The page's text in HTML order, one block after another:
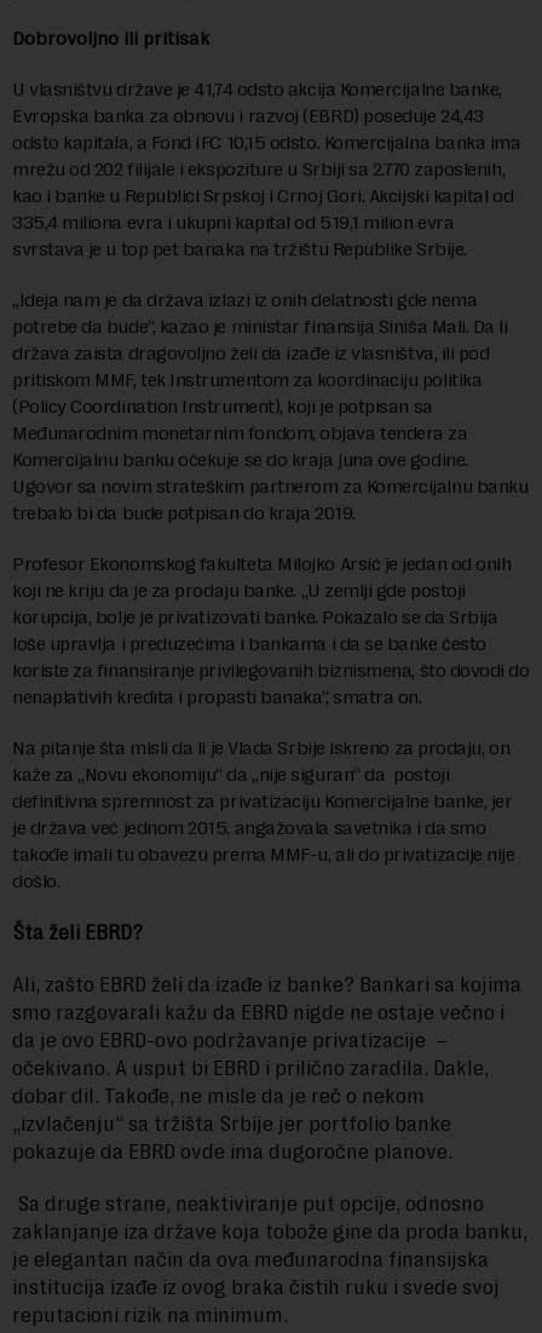
Dobrovoljno ili pritisak
U vlasništvu države je 41,74 odsto akcija Komercijalne banke,
Evropska banka za obnovu i razvoj (EBRD) poseduje 24,43
odsto kapitala, a Fond IFC 10,15 odsto. Komercijalna banka ima
mrežu od 202 filijale i ekspoziture u Srbiji sa 2.770 zaposlenih,
kao i banke u Republici Srpskoj i Crnoj Gori. Akcijski kapital od
335,4 miliona evra i ukupni kapital od 519,1 milion evra
svrstava je u top pet banaka na tržištu Republike Srbije.
„Ideja nam je da država izlazi iz onih delatnosti gde nema
potrebe da bude“, kazao je ministar finansija Siniša Mali. Da li
država zaista dragovoljno želi da izađe iz vlasništva, ili pod
pritiskom MMF, tek Instrumentom za koordinaciju politika
(Policy Coordination Instrument), koji je potpisan sa
Međunarodnim monetarnim fondom, objava tendera za
Komercijalnu banku očekuje se do kraja juna ove godine.
Ugovor sa novim strateškim partnerom za Komercijalnu banku
trebalo bi da bude potpisan do kraja 2019.
Profesor Ekonomskog fakulteta Milojko Arsić je jedan od onih
koji ne kriju da je za prodaju banke. „U zemlji gde postoji
korupcija, bolje je privatizovati banke. Pokazalo se da Srbija
loše upravlja i preduzećima i bankama i da se banke često
koriste za finansiranje privilegovanih biznismena, što dovodi do
nenaplativih kredita i propasti banaka“, smatra on.
Na pitanje šta misli da li je Vlada Srbije iskreno za prodaju, on
kaže za „Novu ekonomiju“ da „nije siguran“ da postoji
definitivna spremnost za privatizaciju Komercijalne banke, jer
je država već jednom 2015. angažovala savetnika i da smo
takođe imali tu obavezu prema MMF-u, ali do privatizacije nije
došlo.
Šta želi EBRD?
Ali, zašto EBRD želi da izađe iz banke? Bankari sa kojima
smo razgovarali kažu da EBRD nigde ne ostaje večno i
da je ovo EBRD-ovo podržavanje privatizacije –
očekivano. A usput bi EBRD i prilično zaradila. Dakle,
dobar dil. Takođe, ne misle da je reč o nekom
„izvlačenju“ sa tržišta Srbije jer portfolio banke
pokazuje da EBRD ovde ima dugoročne planove.
Sa druge strane, neaktiviranje put opcije, odnosno
zaklanjanje iza države koja tobože gine da proda banku,
je elegantan način da ova međunarodna finansijska
institucija izađe iz ovog braka čistih ruku i svede svoj
reputacioni rizik na minimum.